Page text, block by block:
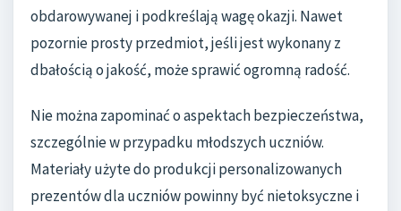
obdarowywanej i podkreślają wagę okazji. Nawet
pozornie prosty przedmiot, jeśli jest wykonany z
dbałością o jakość, może sprawić ogromną radość.
Nie można zapominać o aspektach bezpieczeństwa,
szczególnie w przypadku młodszych uczniów.
Materiały użyte do produkcji personalizowanych
prezentów dla uczniów powinny być nietoksyczne i